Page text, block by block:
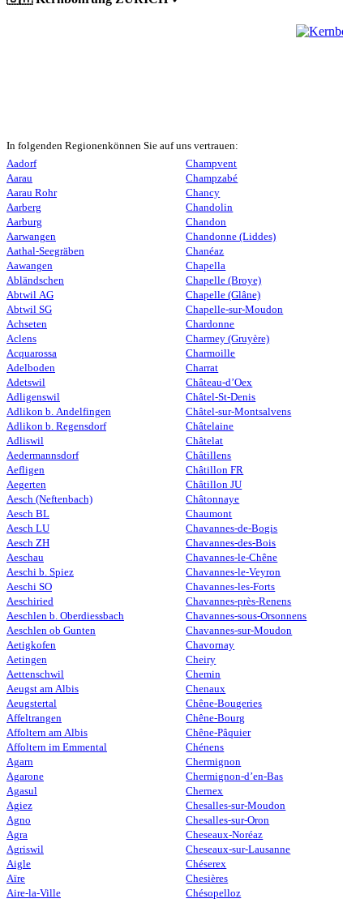
In folgenden Regionenkönnen Sie auf uns vertrauen:
Aadorf
Aarau
Aarau Rohr
Aarberg
Aarburg
Aarwangen
Aathal-Seegräben
Aawangen
Abländschen
Abtwil AG
Abtwil SG
Achseten
Aclens
Acquarossa
Adelboden
Adetswil
Adligenswil
Adlikon b. Andelfingen
Adlikon b. Regensdorf
Adliswil
Aedermannsdorf
Aefligen
Aegerten
Aesch (Neftenbach)
Aesch BL
Aesch LU
Aesch ZH
Aeschau
Aeschi b. Spiez
Aeschi SO
Aeschiried
Aeschlen b. Oberdiessbach
Aeschlen ob Gunten
Aetigkofen
Aetingen
Aettenschwil
Aeugst am Albis
Aeugstertal
Affeltrangen
Affoltern am Albis
Affoltern im Emmental
Agarn
Agarone
Agasul
Agiez
Agno
Agra
Agriswil
Aigle
Aïre
Aire-la-Ville
Champvent
Champzabé
Chancy
Chandolin
Chandon
Chandonne (Liddes)
Chanéaz
Chapella
Chapelle (Broye)
Chapelle (Glâne)
Chapelle-sur-Moudon
Chardonne
Charmey (Gruyère)
Charmoille
Charrat
Château-d’Oex
Châtel-St-Denis
Châtel-sur-Montsalvens
Châtelaine
Châtelat
Châtillens
Châtillon FR
Châtillon JU
Châtonnaye
Chaumont
Chavannes-de-Bogis
Chavannes-des-Bois
Chavannes-le-Chêne
Chavannes-le-Veyron
Chavannes-les-Forts
Chavannes-près-Renens
Chavannes-sous-Orsonnens
Chavannes-sur-Moudon
Chavornay
Cheiry
Chemin
Chenaux
Chêne-Bougeries
Chêne-Bourg
Chêne-Pâquier
Chénens
Chermignon
Chermignon-d’en-Bas
Chernex
Chesalles-sur-Moudon
Chesalles-sur-Oron
Cheseaux-Noréaz
Cheseaux-sur-Lausanne
Chéserex
Chesières
Chésopelloz